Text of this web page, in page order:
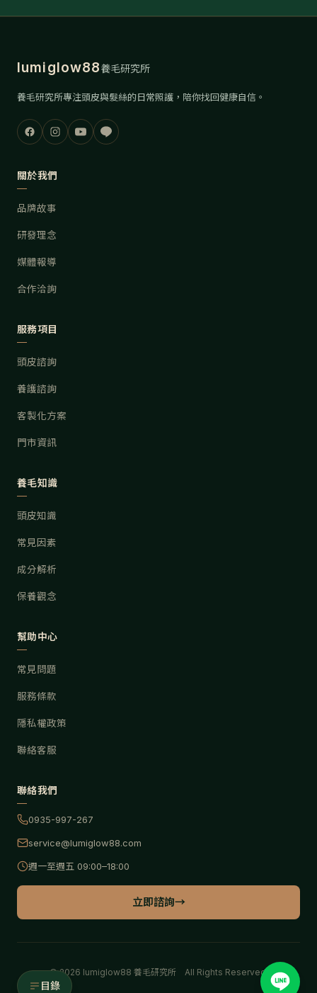
目錄
lumiglow88養毛研究所
養毛研究所專注頭皮與髮絲的日常照護，陪你找回健康自信。
關於我們
品牌故事
研發理念
媒體報導
合作洽詢
服務項目
頭皮諮詢
養護諮詢
客製化方案
門市資訊
養毛知識
頭皮知識
常見因素
成分解析
保養觀念
幫助中心
常見問題
服務條款
隱私權政策
聯絡客服
聯絡我們
0935-997-267
service@lumiglow88.com
週一至週五 09:00–18:00
立即諮詢→
©2026 lumiglow88 養毛研究所 All Rights Reserved.